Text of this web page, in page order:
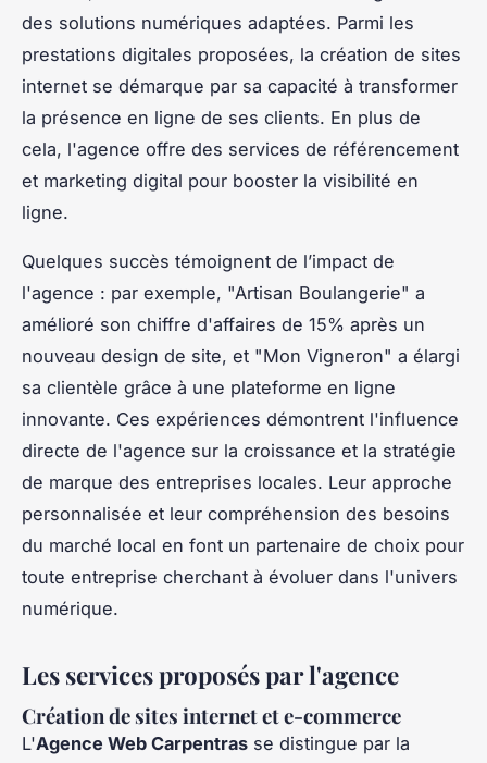
des solutions numériques adaptées. Parmi les
prestations digitales proposées, la création de sites
internet se démarque par sa capacité à transformer
la présence en ligne de ses clients. En plus de
cela, l'agence offre des services de référencement
et marketing digital pour booster la visibilité en
ligne.
Quelques succès témoignent de l’impact de
l'agence : par exemple, "Artisan Boulangerie" a
amélioré son chiffre d'affaires de 15% après un
nouveau design de site, et "Mon Vigneron" a élargi
sa clientèle grâce à une plateforme en ligne
innovante. Ces expériences démontrent l'influence
directe de l'agence sur la croissance et la stratégie
de marque des entreprises locales. Leur approche
personnalisée et leur compréhension des besoins
du marché local en font un partenaire de choix pour
toute entreprise cherchant à évoluer dans l'univers
numérique.
Les services proposés par l'agence
Création de sites internet et e-commerce
L'Agence Web Carpentras se distingue par la